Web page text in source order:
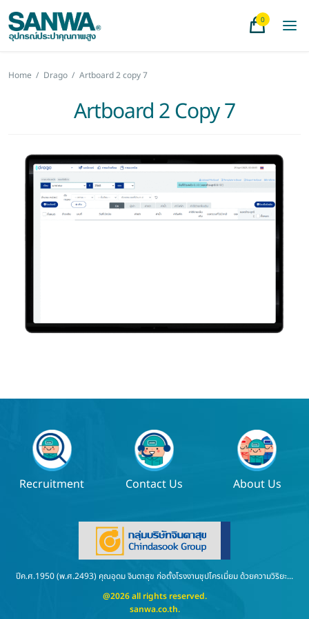
0
Home / Drago / Artboard 2 copy 7
Artboard 2 Copy 7
Recruitment Contact Us About Us
ปีค.ศ.1950 (พ.ศ.2493) คุณอุดม จินดาสุข ก่อตั้งโรงงานชุปโครเมี่ยม ด้วยความวิริยะ...
@2026 all rights reserved.
sanwa.co.th.